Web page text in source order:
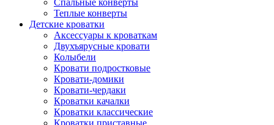
Спальные конверты
Теплые конверты
Детские кроватки
Аксессуары к кроваткам
Двухъярусные кровати
Колыбели
Кровати подростковые
Кровати-домики
Кровати-чердаки
Кроватки качалки
Кроватки классические
Кроватки приставные